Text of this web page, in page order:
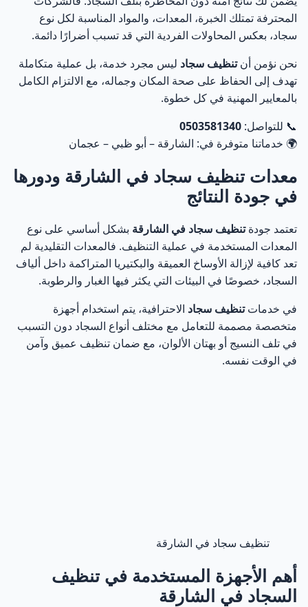
خدماتنا الأخرى في الشارقة وأبو ظبي وعجمان بروابط
مباشرة
احجز الآن تنظيف سجاد في الشارقة
المحترفة تمتلك الخبرة، المعدات، والمواد المناسبة لكل نوع
سجاد، بعكس المحاولات الفردية التي قد تسبب أضرارًا دائمة.
نحن نؤمن أنتنظيف سجاد ليس مجرد خدمة، بل عملية متكاملة
تهدف إلى الحفاظ على صحة المكان وجماله، مع الالتزام الكامل
بالمعايير المهنية في كل خطوة.
📞 للتواصل: 0503581340
🌍 خدماتنا متوفرة في: الشارقة – أبو ظبي – عجمان
معدات تنظيف سجاد في الشارقة ودورها
في جودة النتائج
تعتمد جودةتنظيف سجاد في الشارقة بشكل أساسي على نوع
المعدات المستخدمة في عملية التنظيف. فالمعدات التقليدية لم
تعد كافية لإزالة الأوساخ العميقة والبكتيريا المتراكمة داخل ألياف
السجاد، خصوصًا في البيئات التي يكثر فيها الغبار والرطوبة.
في خدماتتنظيف سجاد الاحترافية، يتم استخدام أجهزة
متخصصة مصممة للتعامل مع مختلف أنواع السجاد دون التسبب
في تلف النسيج أو بهتان الألوان، مع ضمان تنظيف عميق وآمن
في الوقت نفسه.
تنظيف سجاد في الشارقة
أهم الأجهزة المستخدمة في تنظيف
السجاد في الشارقة